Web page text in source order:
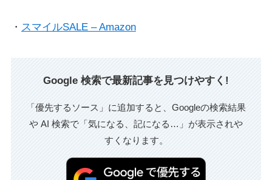
・ スマイルSALE – Amazon
Google 検索で最新記事を見つけやすく!
「優先するソース」に追加すると、Googleの検索結果
や AI 検索で「気になる、記になる…」が表示されや
すくなります。